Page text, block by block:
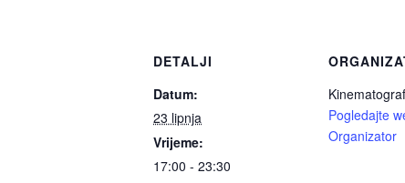
DETALJI
Datum:
23 lipnja
Vrijeme:
17:00 - 23:30
Pogledajte
Organizator